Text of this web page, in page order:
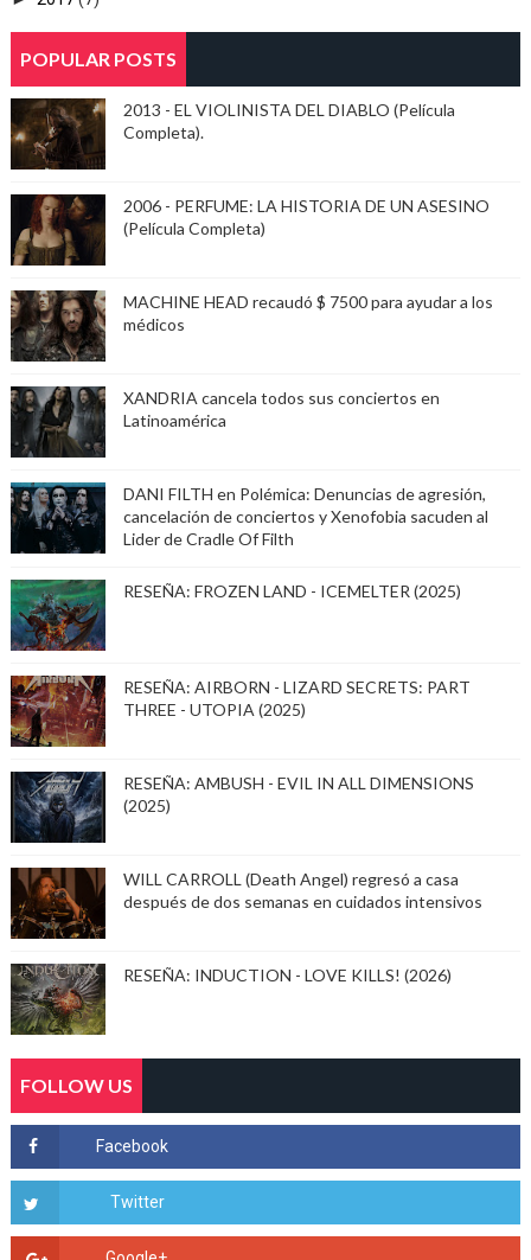
POPULAR POSTS
2013 - EL VIOLINISTA DEL DIABLO (Película
Completa).
2006 - PERFUME: LA HISTORIA DE UN ASESINO
(Película Completa)
MACHINE HEAD recaudó $ 7500 para ayudar a los
médicos
XANDRIA cancela todos sus conciertos en
Latinoamérica
DANI FILTH en Polémica: Denuncias de agresión,
cancelación de conciertos y Xenofobia sacuden al
Lider de Cradle Of Filth
RESEÑA: FROZEN LAND - ICEMELTER (2025)
RESEÑA: AIRBORN - LIZARD SECRETS: PART
THREE - UTOPIA (2025)
RESEÑA: AMBUSH - EVIL IN ALL DIMENSIONS
(2025)
WILL CARROLL (Death Angel) regresó a casa
después de dos semanas en cuidados intensivos
RESEÑA: INDUCTION - LOVE KILLS! (2026)
FOLLOW US